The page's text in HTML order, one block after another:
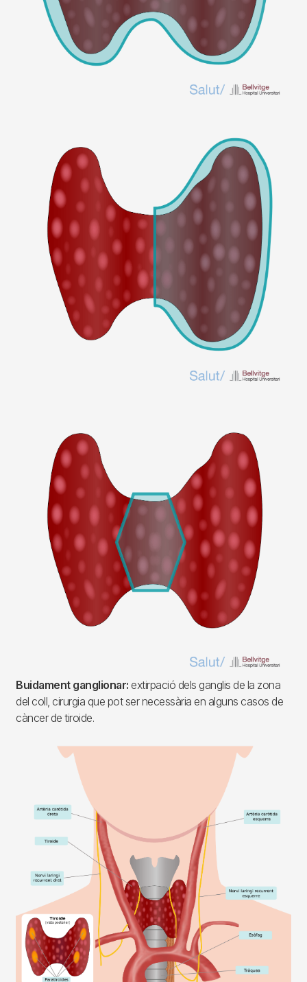
Buidament ganglionar: extirpació dels ganglis de la zona
del coll, cirurgia que pot ser necessària en alguns casos de
càncer de tiroide.